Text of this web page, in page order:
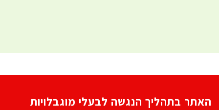
האתר בתהליך הנגשה לבעלי מוגבלויות